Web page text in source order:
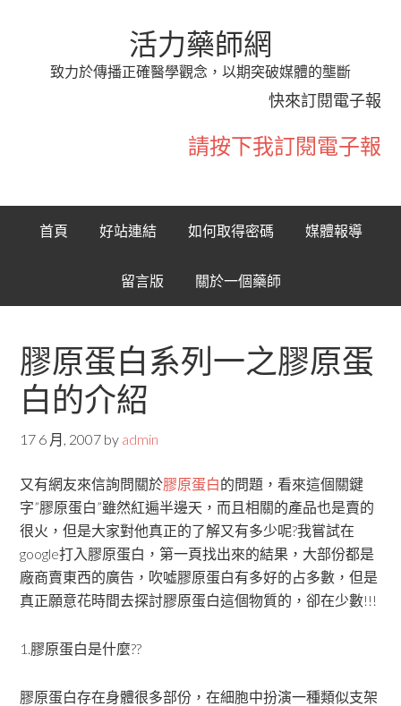
活力藥師網
致力於傳播正確醫學觀念，以期突破媒體的壟斷
快來訂閱電子報
請按下我訂閱電子報
首頁 好站連結 如何取得密碼 媒體報導
留言版 關於一個藥師
膠原蛋白系列一之膠原蛋
白的介紹
17 6 月, 2007 by admin
又有網友來信詢問關於膠原蛋白的問題，看來這個關鍵
字”膠原蛋白”雖然紅遍半邊天，而且相關的產品也是賣的
很火，但是大家對他真正的了解又有多少呢?我嘗試在
google打入膠原蛋白，第一頁找出來的結果，大部份都是
廠商賣東西的廣告，吹噓膠原蛋白有多好的占多數，但是
真正願意花時間去探討膠原蛋白這個物質的，卻在少數!!!
1.膠原蛋白是什麼??
膠原蛋白存在身體很多部份，在細胞中扮演一種類似支架